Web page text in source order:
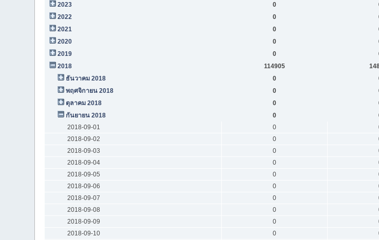
2023
0
2022
0
2021
0
2020
0
2019
0
2018
114905
ธันวาคม 2018
0
พฤศจิกายน 2018
0
ตุลาคม 2018
0
กันยายน 2018
0
2018-09-01
0
2018-09-02
0
2018-09-03
0
2018-09-04
0
2018-09-05
0
2018-09-06
0
2018-09-07
0
2018-09-08
0
2018-09-09
0
2018-09-10
0